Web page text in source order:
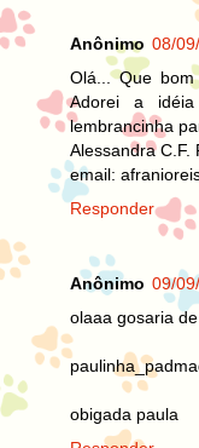
Anônimo 08/
Olá... Que
Adorei a
lembrancinha
Alessandra C.F.
email:
Responder
Anônimo 09/
olaaa gosaria
obigada paula